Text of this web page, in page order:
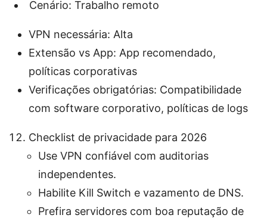
Cenário: Trabalho remoto
VPN necessária: Alta
Extensão vs App: App recomendado,
políticas corporativas
Verificações obrigatórias: Compatibilidade
com software corporativo, políticas de logs
Checklist de privacidade para 2026
Use VPN confiável com auditorias
independentes.
Habilite Kill Switch e vazamento de DNS.
Prefira servidores com boa reputação de